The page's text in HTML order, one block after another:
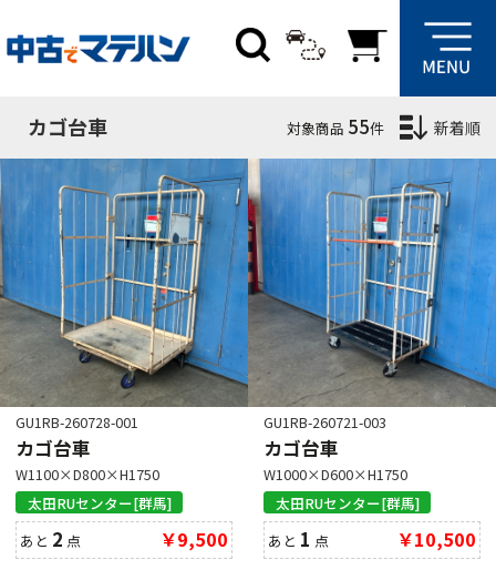
カゴ台車 対象商品 55件 新着順
GU1RB-260728-001
カゴ台車
W1100×D800×H1750
太田RUセンター[群馬]
あと 2 点 ￥9,500
GU1RB-260721-003
カゴ台車
W1000×D600×H1750
太田RUセンター[群馬]
あと 1 点 ￥10,500
絞り込み条件
サブカテゴリ
サイズ
mm
D
mm
H
mm
キャスター
4輪自在
2輪自在2輪固定
底板
樹脂
鉄
アルミ